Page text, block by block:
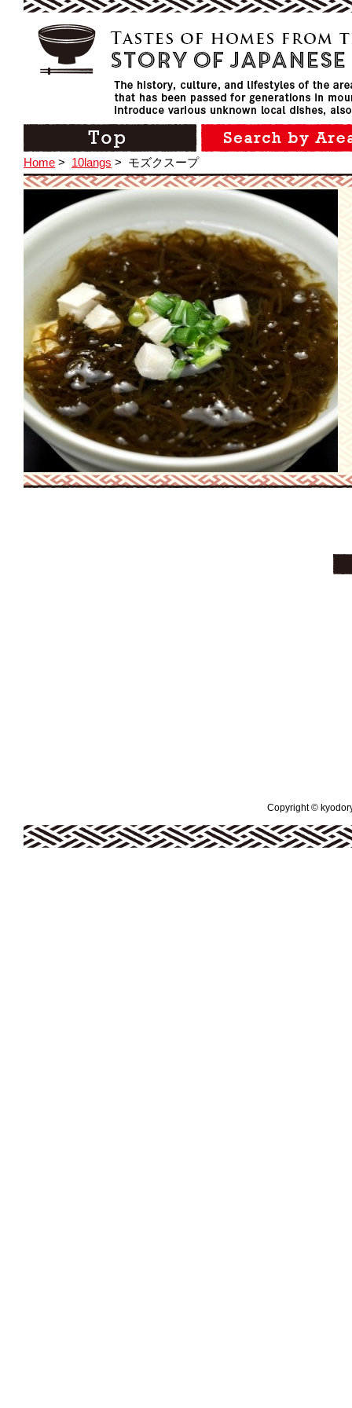
Home > 10langs > モズクスープ
Copyright ©